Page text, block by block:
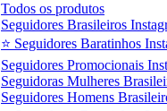
Todos os produtos
Seguidores Brasileiros
⭐ Seguidores Baratinhos
Seguidores Promocionais
Seguidoras Mulheres
Seguidores Homens